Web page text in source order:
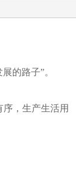
的路子”。
，生产生活用